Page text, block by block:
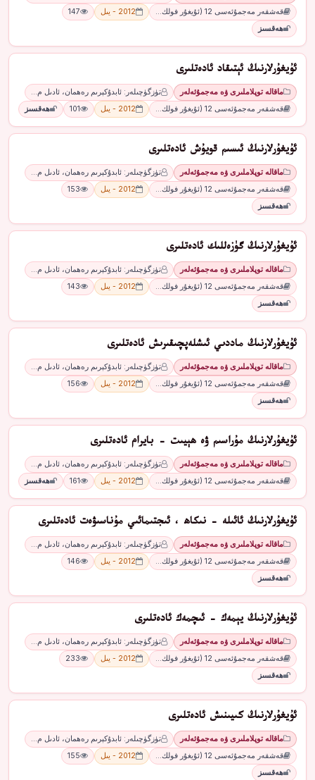
قەشقەر مەجمۇئەسى 12 (ئۇيغۇر فولك…
2012 - يىل
147
ھەقسىز
ئۇيغۇرلارنىڭ ئېتىقاد ئادەتلىرى
ماقالە توپلاملىرى ۋە مەجمۇئەلەر
تۈزگۈچىلەر: ئابدۇكېرىم رەھمان، ئادىل م…
قەشقەر مەجمۇئەسى 12 (ئۇيغۇر فولك…
2012 - يىل 101 ھەقسىز
ئۇيغۇرلارنىڭ ئىسىم قويۇش ئادەتلىرى
ماقالە توپلاملىرى ۋە مەجمۇئەلەر
تۈزگۈچىلەر: ئابدۇكېرىم رەھمان، ئادىل م…
قەشقەر مەجمۇئەسى 12 (ئۇيغۇر فولك…
2012 - يىل
153
ھەقسىز
ئۇيغۇرلارنىڭ گۈزەللىك ئادەتلىرى
ماقالە توپلاملىرى ۋە مەجمۇئەلەر
تۈزگۈچىلەر: ئابدۇكېرىم رەھمان، ئادىل م…
قەشقەر مەجمۇئەسى 12 (ئۇيغۇر فولك…
2012 - يىل
143
ھەقسىز
ئۇيغۇرلارنىڭ ماددىي ئىشلەپچىقىرىش ئادەتلىرى
ماقالە توپلاملىرى ۋە مەجمۇئەلەر
تۈزگۈچىلەر: ئابدۇكېرىم رەھمان، ئادىل م…
قەشقەر مەجمۇئەسى 12 (ئۇيغۇر فولك…
2012 - يىل
156
ھەقسىز
ئۇيغۇرلارنىڭ مۇراسىم ۋە ھېيىت - بايرام ئادەتلىرى
ماقالە توپلاملىرى ۋە مەجمۇئەلەر
تۈزگۈچىلەر: ئابدۇكېرىم رەھمان، ئادىل م…
قەشقەر مەجمۇئەسى 12 (ئۇيغۇر فولك…
2012 - يىل 161 ھەقسىز
ئۇيغۇرلارنىڭ ئائىلە - نىكاھ ، ئىجتىمائىي مۇناسىۋەت ئادەتلىرى
ماقالە توپلاملىرى ۋە مەجمۇئەلەر
تۈزگۈچىلەر: ئابدۇكېرىم رەھمان، ئادىل م…
قەشقەر مەجمۇئەسى 12 (ئۇيغۇر فولك…
2012 - يىل
146
ھەقسىز
ئۇيغۇرلارنىڭ يېمەك - ئىچمەك ئادەتلىرى
ماقالە توپلاملىرى ۋە مەجمۇئەلەر
تۈزگۈچىلەر: ئابدۇكېرىم رەھمان، ئادىل م…
قەشقەر مەجمۇئەسى 12 (ئۇيغۇر فولك…
2012 - يىل
233
ھەقسىز
ئۇيغۇرلارنىڭ كىيىنىش ئادەتلىرى
ماقالە توپلاملىرى ۋە مەجمۇئەلەر
تۈزگۈچىلەر: ئابدۇكېرىم رەھمان، ئادىل م…
قەشقەر مەجمۇئەسى 12 (ئۇيغۇر فولك…
2012 - يىل
155
ھەقسىز